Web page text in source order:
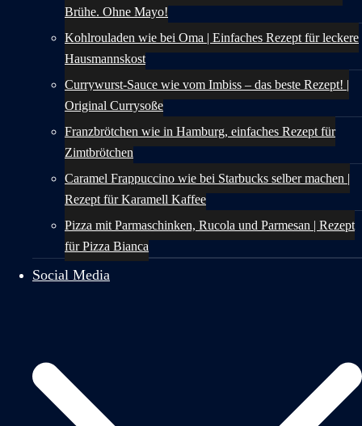
Brühe. Ohne Mayo!
Kohlrouladen wie bei Oma | Einfaches Rezept für leckere
Hausmannskost
Currywurst-Sauce wie vom Imbiss – das beste Rezept! |
Original Currysoße
Franzbrötchen wie in Hamburg, einfaches Rezept für
Zimtbrötchen
Caramel Frappuccino wie bei Starbucks selber machen |
Rezept für Karamell Kaffee
Pizza mit Parmaschinken, Rucola und Parmesan | Rezept
für Pizza Bianca
Social Media